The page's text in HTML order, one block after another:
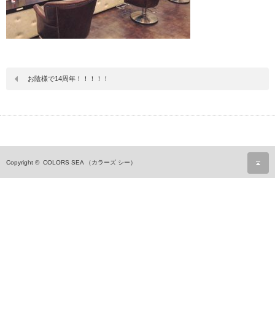
お陰様で14周年！！！！！
Copyright © COLORS SEA （カラーズ シー）